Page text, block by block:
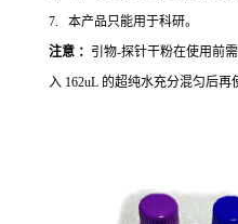
7. 本产品只能用于科研。
注意 ： 引物-探针干粉在使用前
入 162uL 的超纯水充分混匀后再